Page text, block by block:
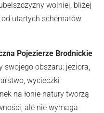
wolniej, bliżej
utartych schematów
Pojezierze Brodnickie
swojego obszaru: jeziora,
wycieczki
na łonie natury tworzą
ale nie wymaga